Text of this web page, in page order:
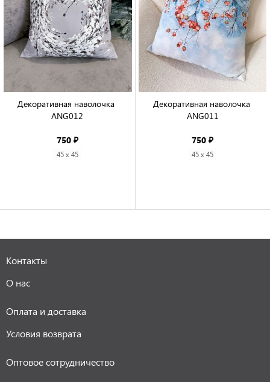
Декоративная наволочка
ANG012
750 ₽
45 x 45
Декоративная наволочка
ANG011
750 ₽
45 x 45
Контакты
О нас
Оплата и доставка
Условия возврата
Оптовое сотрудничество